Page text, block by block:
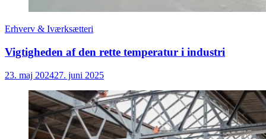
Erhverv & Iværksætteri
Vigtigheden af den rette temperatur i industri
23. maj 202427. juni 2025